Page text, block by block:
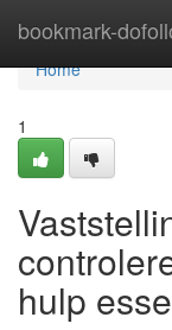
bookmark-
Home
Home
1
hulp